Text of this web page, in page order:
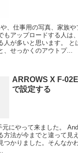
、仕事用の写真、家族
もアップロードする人は
人が多いと思います。 と
、せっかくのアウトプ...
ARROWS X F-
で設定する
にやって来ました。
法が今までと違って見
つかりました。そんなか